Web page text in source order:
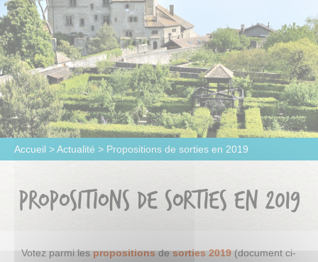
Accueil >Actualité > Propositions de sorties en 2019
PROPOSITIONS DE SORTIES EN 2019
Votez parmi lespropositionsdesorties 2019(document ci-